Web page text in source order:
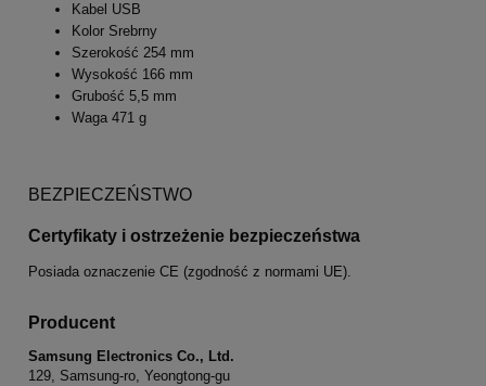
Kabel USB
Kolor Srebrny
Szerokość 254 mm
Wysokość 166 mm
Grubość 5,5 mm
Waga 471 g
BEZPIECZEŃSTWO
Certyfikaty i ostrzeżenie bezpieczeństwa
Posiada oznaczenie CE (zgodność z normami UE).
Producent
Samsung Electronics Co., Ltd.
129, Samsung-ro, Yeongtong-gu